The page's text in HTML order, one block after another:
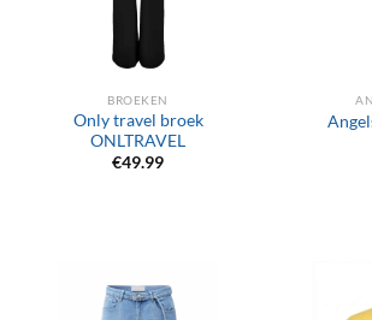
BROEKEN
Only travel broek
ONLTRAVEL
€49.99